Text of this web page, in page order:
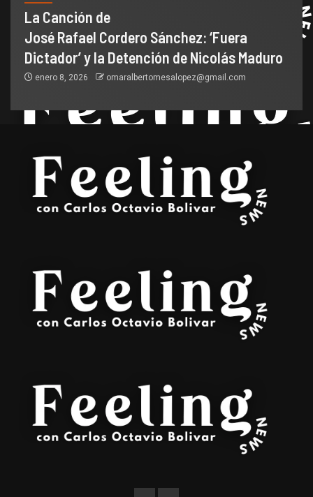
La Canción de
José Rafael Cordero Sánchez: ‘Fuera
Dictador’ y la Detención de Nicolás Maduro
enero 8, 2026 omaralbertomesalopez@gmail.com